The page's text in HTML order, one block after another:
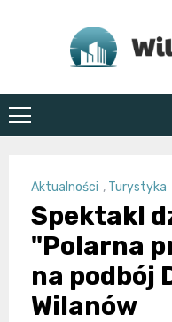
Aktualności , Turystyka
Spektakl
"Polarna
na podbój
Wilanów